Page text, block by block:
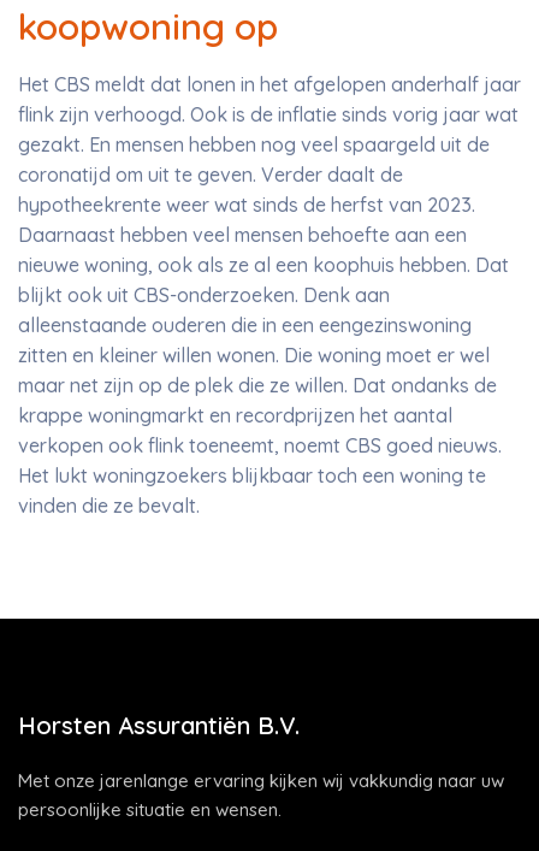
koopwoning op
Het CBS meldt dat lonen in het afgelopen anderhalf jaar
flink zijn verhoogd. Ook is de inflatie sinds vorig jaar wat
gezakt. En mensen hebben nog veel spaargeld uit de
coronatijd om uit te geven. Verder daalt de
hypotheekrente weer wat sinds de herfst van 2023.
Daarnaast hebben veel mensen behoefte aan een
nieuwe woning, ook als ze al een koophuis hebben. Dat
blijkt ook uit CBS-onderzoeken. Denk aan
alleenstaande ouderen die in een eengezinswoning
zitten en kleiner willen wonen. Die woning moet er wel
maar net zijn op de plek die ze willen. Dat ondanks de
krappe woningmarkt en recordprijzen het aantal
verkopen ook flink toeneemt, noemt CBS goed nieuws.
Het lukt woningzoekers blijkbaar toch een woning te
vinden die ze bevalt.
Horsten Assurantiën B.V.
Met onze jarenlange ervaring kijken wij vakkundig naar uw
persoonlijke situatie en wensen.